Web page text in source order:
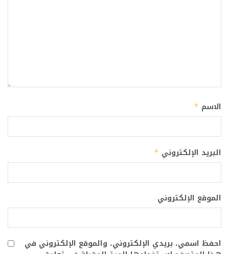
الاسم *
البريد الإلكتروني *
الموقع الإلكتروني
احفظ اسمي، بريدي الإلكتروني، والموقع الإلكتروني في